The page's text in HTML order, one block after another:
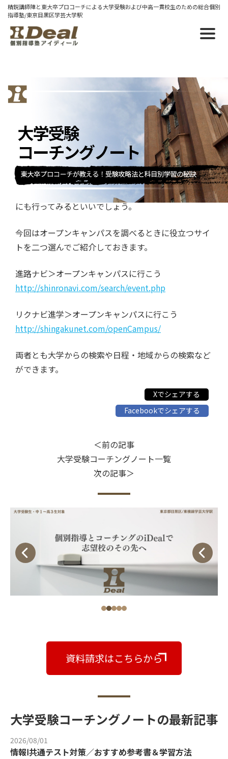
精鋭講師陣と東大卒プロコーチによる大学受験および中高一貫校生のための総合個別
指導塾/東京目黒区学芸大学駅
2013/06/08 土
オープンキャンパス等の調べ方
６月になりそろそろ大学のオープンキャンパスが始ま
りました。
６月～９月がシーズンになります。そのうちに気にな
る大学や学部にはまめに足を運んでおきたいところ。
推薦やＡＯ入試を狙っている人は入試説明会や相談会
にも行ってみるといいでしょう。
今回はオープンキャンパスを調べるときに役立つサイ
トを二つ選んでご紹介しておきます。
進路ナビ＞オープンキャンパスに行こう
http://shinronavi.com/search/event.php
リクナビ進学＞オープンキャンパスに行こう
http://shingakunet.com/openCampus/
両者とも大学からの検索や日程・地域からの検索など
ができます。
Xでシェアする
Facebookでシェアする
＜前の記事
大学受験コーチングノート一覧
次の記事＞
資料請求はこちらから
大学受験コーチングノートの最新記事
2026/08/01
情報Ⅰ共通テスト対策／おすすめ参考書＆学習方法